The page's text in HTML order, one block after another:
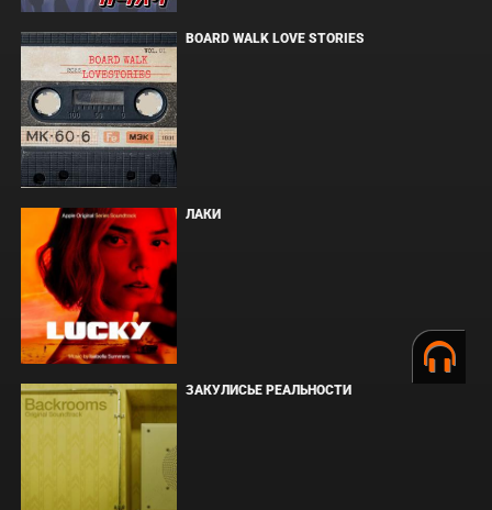
BOARD WALK LOVE STORIES
ЛАКИ
ЗАКУЛИСЬЕ РЕАЛЬНОСТИ